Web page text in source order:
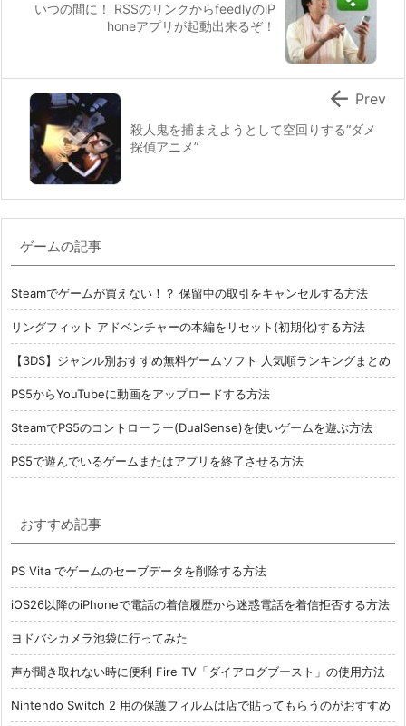
いつの間に！ RSSのリンクからfeedlyのiP
honeアプリが起動出来るぞ！
殺人鬼を捕まえようとして空回りする“ダメ
探偵アニメ”
 Prev
ゲームの記事
Steamでゲームが買えない！？ 保留中の取引をキャンセルする方法
リングフィット アドベンチャーの本編をリセット(初期化)する方法
【3DS】ジャンル別おすすめ無料ゲームソフト 人気順ランキングまとめ
PS5からYouTubeに動画をアップロードする方法
SteamでPS5のコントローラー(DualSense)を使いゲームを遊ぶ方法
PS5で遊んでいるゲームまたはアプリを終了させる方法
おすすめ記事
PS Vita でゲームのセーブデータを削除する方法
iOS26以降のiPhoneで電話の着信履歴から迷惑電話を着信拒否する方法
ヨドバシカメラ池袋に行ってみた
声が聞き取れない時に便利 Fire TV「ダイアログブースト」の使用方法
Nintendo Switch 2 用の保護フィルムは店で貼ってもらうのがおすすめ